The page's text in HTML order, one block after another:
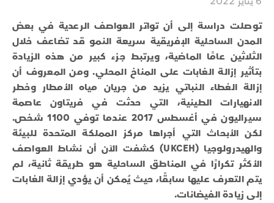
توصلت دراسة إلى أن تواتر العواصف الرعدية في بعض
المدن الساحلية الإفريقية سريعة النمو قد تضاعف خلال
الثلاثين عامًا الماضية، ويرتبط جزء كبير من هذه الزيادة
بتأثير إزالة الغابات على المناخ المحلي. ومن المعروف أن
إزالة الغطاء النباتي يزيد من جريان مياه الأمطار وخطر
الانهيارات الطينية، التي حدثت في فريتاون عاصمة
سيراليون في أغسطس 2017 عندما توفي 1100 شخص.
لكن الأبحاث التي أجراها مركز المملكة المتحدة للبيئة
والهيدرولوجيا (UKCEH) كشفت الآن أن نشاط العواصف
الأكثر تكرارًا في المناطق الساحلية هو طريقة ثانية، لم
يتم التعرف عليها سابقًا، حيث يُمكن أن يؤدي إزالة الغابات
إلى زيادة الفيضانات.